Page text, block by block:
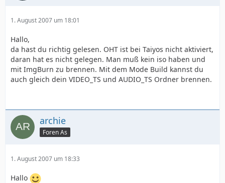
1. August 2007 um 18:01
Hallo,
da hast du richtig gelesen. OHT ist bei Taiyos nicht aktiviert,
daran hat es nicht gelegen. Man muß kein iso haben und
mit ImgBurn zu brennen. Mit dem Mode Build kannst du
auch gleich dein VIDEO_TS und AUDIO_TS Ordner brennen.
archie
Foren As
1. August 2007 um 18:33
Hallo